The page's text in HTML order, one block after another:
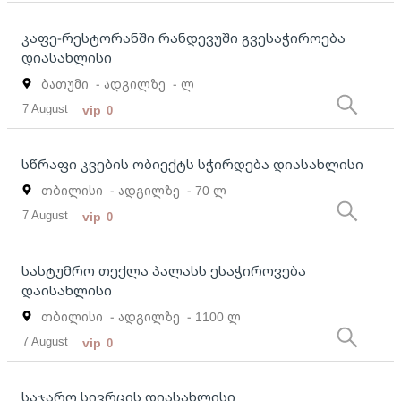
კაფე-რესტორანში რანდევუში გვესაჭიროება
დიასახლისი
ბათუმი - ადგილზე - ლ
7 August vip 0
სწრაფი კვების ობიექტს სჭირდება დიასახლისი
თბილისი - ადგილზე - 70 ლ
7 August vip 0
სასტუმრო თექლა პალასს ესაჭიროვება
დაისახლისი
თბილისი - ადგილზე - 1100 ლ
7 August vip 0
საჯარო სივრცის დიასახლისი